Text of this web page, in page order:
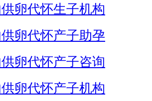
卵代怀生子机构
供卵代怀产子助孕
卵代怀产子咨询
卵代怀产子机构